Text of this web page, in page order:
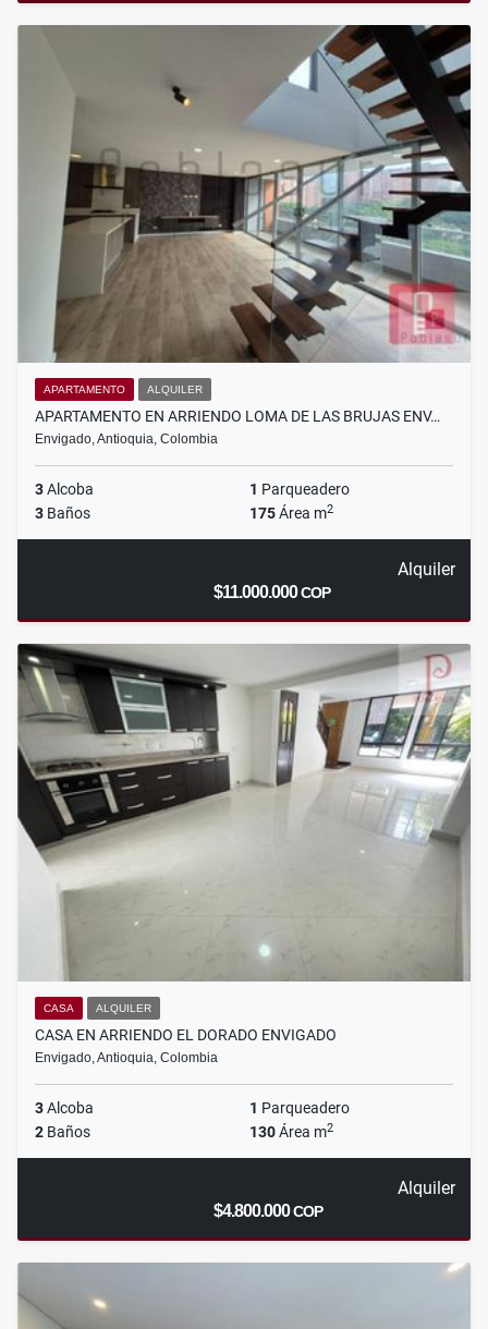
APARTAMENTO ALQUILER
APARTAMENTO EN ARRIENDO LOMA DE LAS BRUJAS ENV…
Envigado, Antioquia, Colombia
3Alcoba 1 Parqueadero
3 Baños 175Área m2
Alquiler
$11.000.000COP
CASA ALQUILER
CASA EN ARRIENDO EL DORADO ENVIGADO
Envigado, Antioquia, Colombia
3Alcoba 1 Parqueadero
2 Baños 130Área m2
Alquiler
$4.800.000COP